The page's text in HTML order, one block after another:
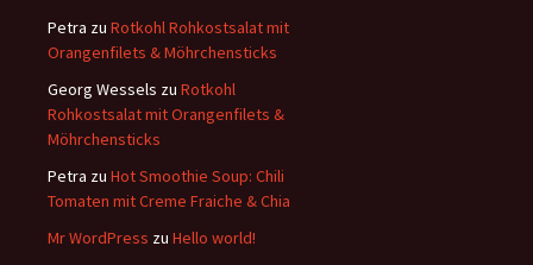
Petra zu Rotkohl Rohkostsalat mit
Orangenfilets & Möhrchensticks
Georg Wessels zu Rotkohl
Rohkostsalat mit Orangenfilets &
Möhrchensticks
Petra zu Hot Smoothie Soup: Chili
Tomaten mit Creme Fraiche & Chia
Mr WordPress zu Hello world!